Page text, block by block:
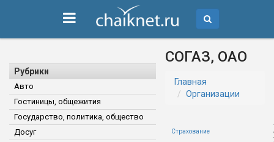
Рубрики
Авто
Гостиницы, общежития
Государство, политика, общество
Досуг
СОГАЗ, ОАО
Главная
Организации
Страхование